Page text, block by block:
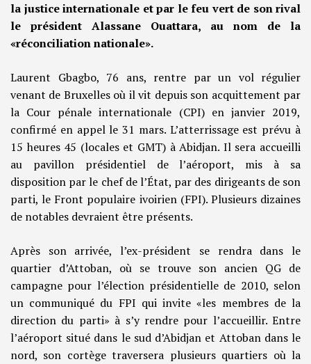
la justice internationale et par le feu vert de son rival
le président Alassane Ouattara, au nom de la
«réconciliation nationale».
Laurent Gbagbo, 76 ans, rentre par un vol régulier
venant de Bruxelles où il vit depuis son acquittement par
la Cour pénale internationale (CPI) en janvier 2019,
confirmé en appel le 31 mars. L’atterrissage est prévu à
15 heures 45 (locales et GMT) à Abidjan. Il sera accueilli
au pavillon présidentiel de l’aéroport, mis à sa
disposition par le chef de l’État, par des dirigeants de son
parti, le Front populaire ivoirien (FPI). Plusieurs dizaines
de notables devraient être présents.
Après son arrivée, l’ex-président se rendra dans le
quartier d’Attoban, où se trouve son ancien QG de
campagne pour l’élection présidentielle de 2010, selon
un communiqué du FPI qui invite «les membres de la
direction du parti» à s’y rendre pour l’accueillir. Entre
l’aéroport situé dans le sud d’Abidjan et Attoban dans le
nord, son cortège traversera plusieurs quartiers où la